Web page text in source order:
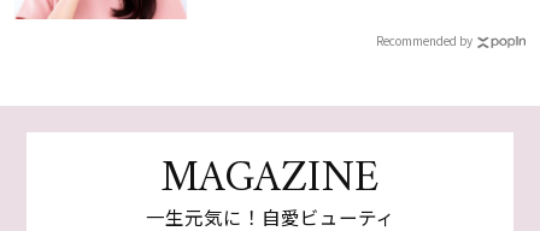
Recommended by
MAGAZINE
一生元気に！自愛ビューティ